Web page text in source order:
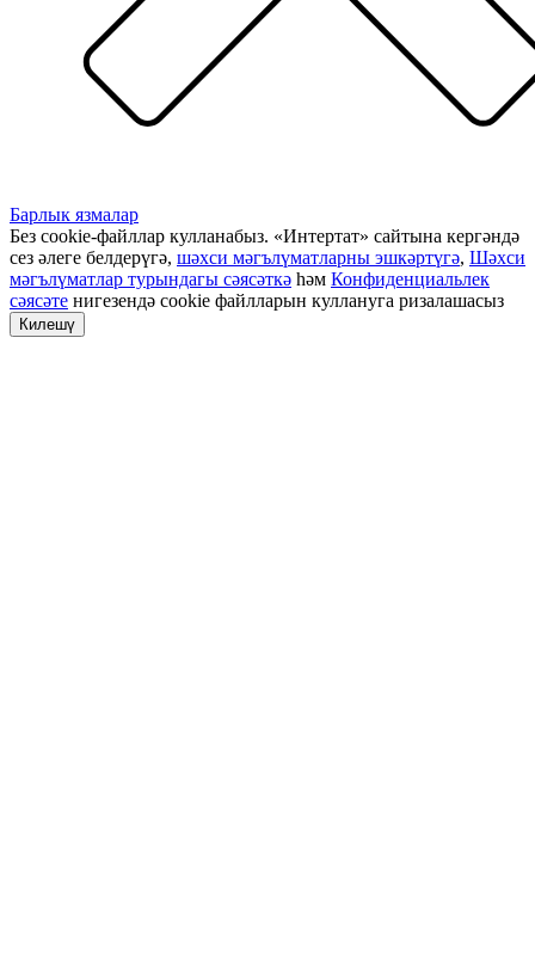
Барлык язмалар
Без cookie-файллар кулланабыз. «Интертат» сайтына кергәндә
сез әлеге белдерүгә, шәхси мәгълүматларны эшкәртүгә, Шәхси
мәгълүматлар турындагы сәясәткә һәм Конфиденциальлек
сәясәте нигезендә cookie файлларын куллануга ризалашасыз
Килешү